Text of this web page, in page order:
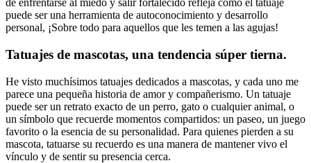
de enfrentarse al miedo y salir fortalecido refleja cómo el tatuaje
puede ser una herramienta de autoconocimiento y desarrollo
personal, ¡Sobre todo para aquellos que les temen a las agujas!
Tatuajes de mascotas, una tendencia súper tierna.
He visto muchísimos tatuajes dedicados a mascotas, y cada uno me
parece una pequeña historia de amor y compañerismo. Un tatuaje
puede ser un retrato exacto de un perro, gato o cualquier animal, o
un símbolo que recuerde momentos compartidos: un paseo, un juego
favorito o la esencia de su personalidad. Para quienes pierden a su
mascota, tatuarse su recuerdo es una manera de mantener vivo el
vínculo y de sentir su presencia cerca.